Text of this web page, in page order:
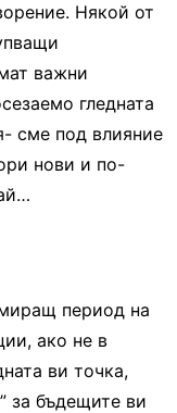
Някой от
важни
гледната
сме под влияние
нови и по-
период на
ако не в
ви точка,
за бъдещите ви